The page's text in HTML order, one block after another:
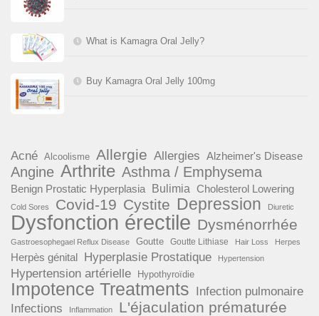
What is Kamagra Oral Jelly?
Buy Kamagra Oral Jelly 100mg
Acné Alcoolisme Allergie Allergies Alzheimer's Disease
Angine Arthrite Asthma / Emphysema
Benign Prostatic Hyperplasia Bulimia Cholesterol Lowering
Cold Sores Covid-19 Cystite Depression Diuretic
Dysfonction érectile Dysménorrhée
Gastroesophegael Reflux Disease Goutte Goutte Lithiase Hair Loss Herpes
Herpès génital Hyperplasie Prostatique Hypertension
Hypertension artérielle Hypothyroïdie
Impotence Treatments Infection pulmonaire
Infections
Inflammation L'éjaculation prématurée